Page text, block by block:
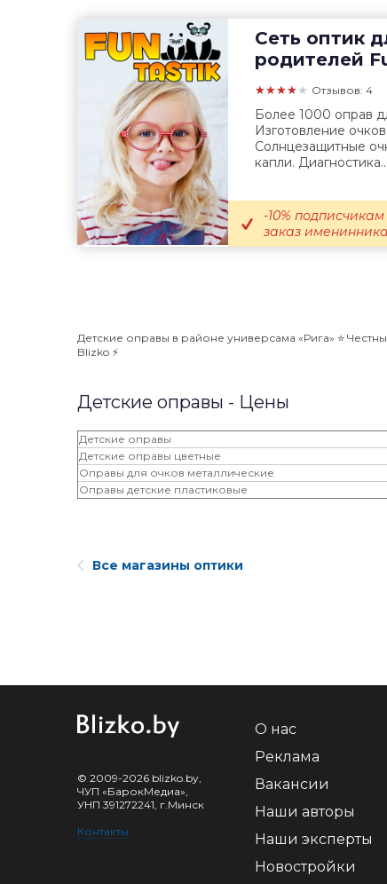
Сеть оптик
родителей
★★★★★ Отзывов: 4
Более 1000 оправ
Изготовление
Солнцезащитные
капли. Диагностика...
-10%
заказ
Детские оправы в районе универсама «Рига» ⭐️
Blizko ⚡️
Детские оправы - Цены
Детские оправы
Детские оправы цветные
Оправы для очков металлические
Оправы детские пластиковые
Все магазины оптики
© 2009-2026 blizko.by,
ЧУП «БарокМедиа»,
УНП 391272241, г.Минск
Контакты
О нас
Реклама
Вакансии
Наши авторы
Наши эксперты
Новостройки